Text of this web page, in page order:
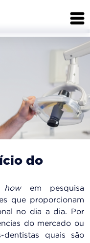
do
howem pesquisa
que proporcionam
no dia a dia. Por
do mercado ou
dentistas quais são